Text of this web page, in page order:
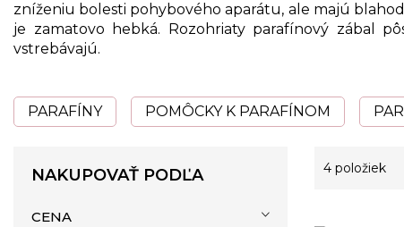
zníženiu bolesti pohybového aparátu, ale majú
je zamatovo hebká. Rozohriaty parafínový zábal
vstrebávajú.
PARAFÍNY POMÔCKY K PARAFÍNOM
4 položiek
NAKUPOVAŤ PODĽA
CENA